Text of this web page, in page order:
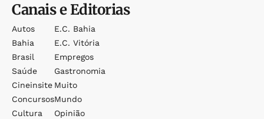
Canais e Editorias
Autos
Bahia
Brasil
Saúde
Cineinsite
Concursos
Cultura
E.c. Bahia
E.c. Vitória
Empregos
Gastronomia
Muito
Mundo
Opinião